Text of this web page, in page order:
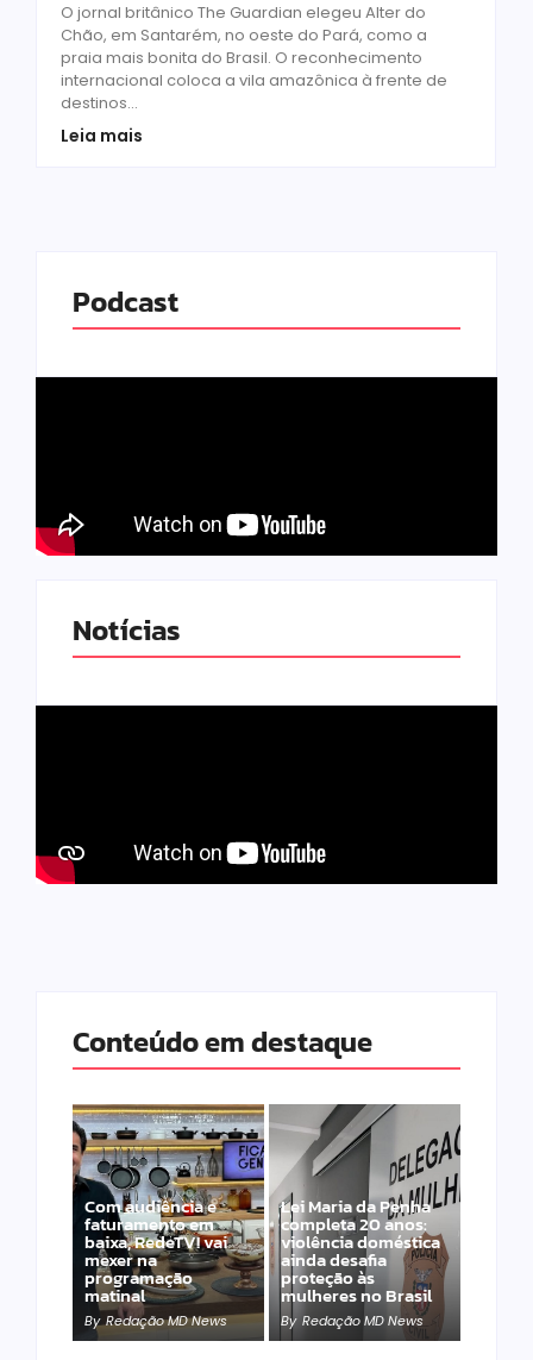
O jornal britânico The Guardian elegeu Alter do
Chão, em Santarém, no oeste do Pará, como a
praia mais bonita do Brasil. O reconhecimento
internacional coloca a vila amazônica à frente de
destinos...
Leia mais
Podcast
Notícias
Conteúdo em destaque
Com audiência e
faturamento em
baixa, RedeTV! vai
mexer na
programação
matinal
By Redação MD News
Lei Maria da Penha
completa 20 anos:
violência doméstica
ainda desafia
proteção às
mulheres no Brasil
By Redação MD News